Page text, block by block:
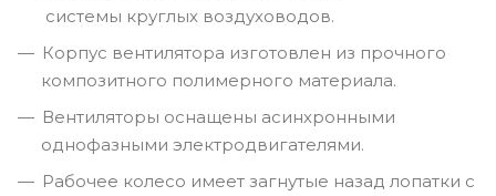
системы круглых воздуховодов.
Корпус вентилятора изготовлен из прочного
композитного полимерного материала.
Вентиляторы оснащены асинхронными
однофазными электродвигателями.
Рабочее колесо имеет загнутые назад лопатки с